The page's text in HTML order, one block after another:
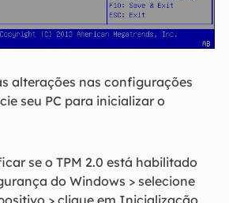
alterações nas configurações
seu PC para inicializar o
se o TPM 2.0 está habilitado
do Windows > selecione
> clique em Inicialização